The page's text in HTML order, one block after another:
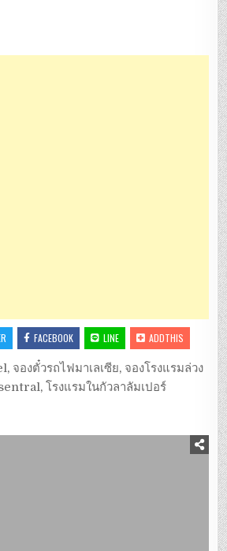
FACEBOOK LINE ADDTHIS
, จองตั๋วรถไฟมาเลเซีย, จองโรงแรมล่วง
, โรงแรมในกัวลาลัมเปอร์